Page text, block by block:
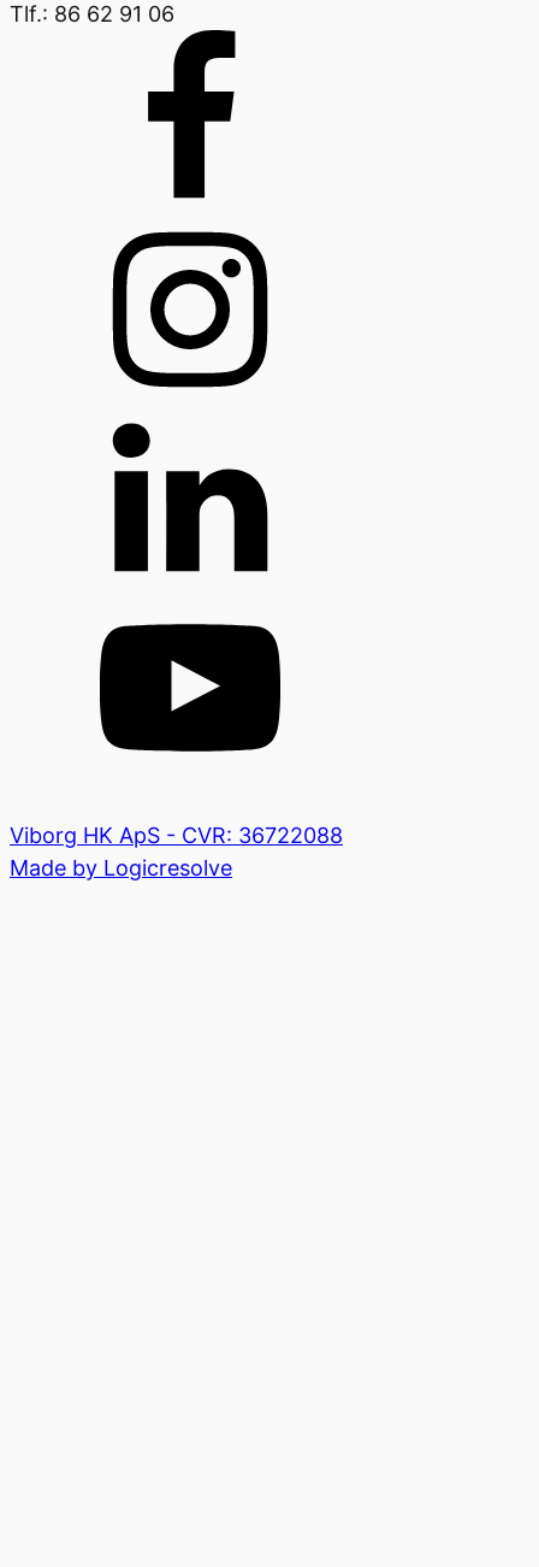
Tlf.: 86 62 91 06
Viborg HK ApS - CVR: 36722088
Made by Logicresolve